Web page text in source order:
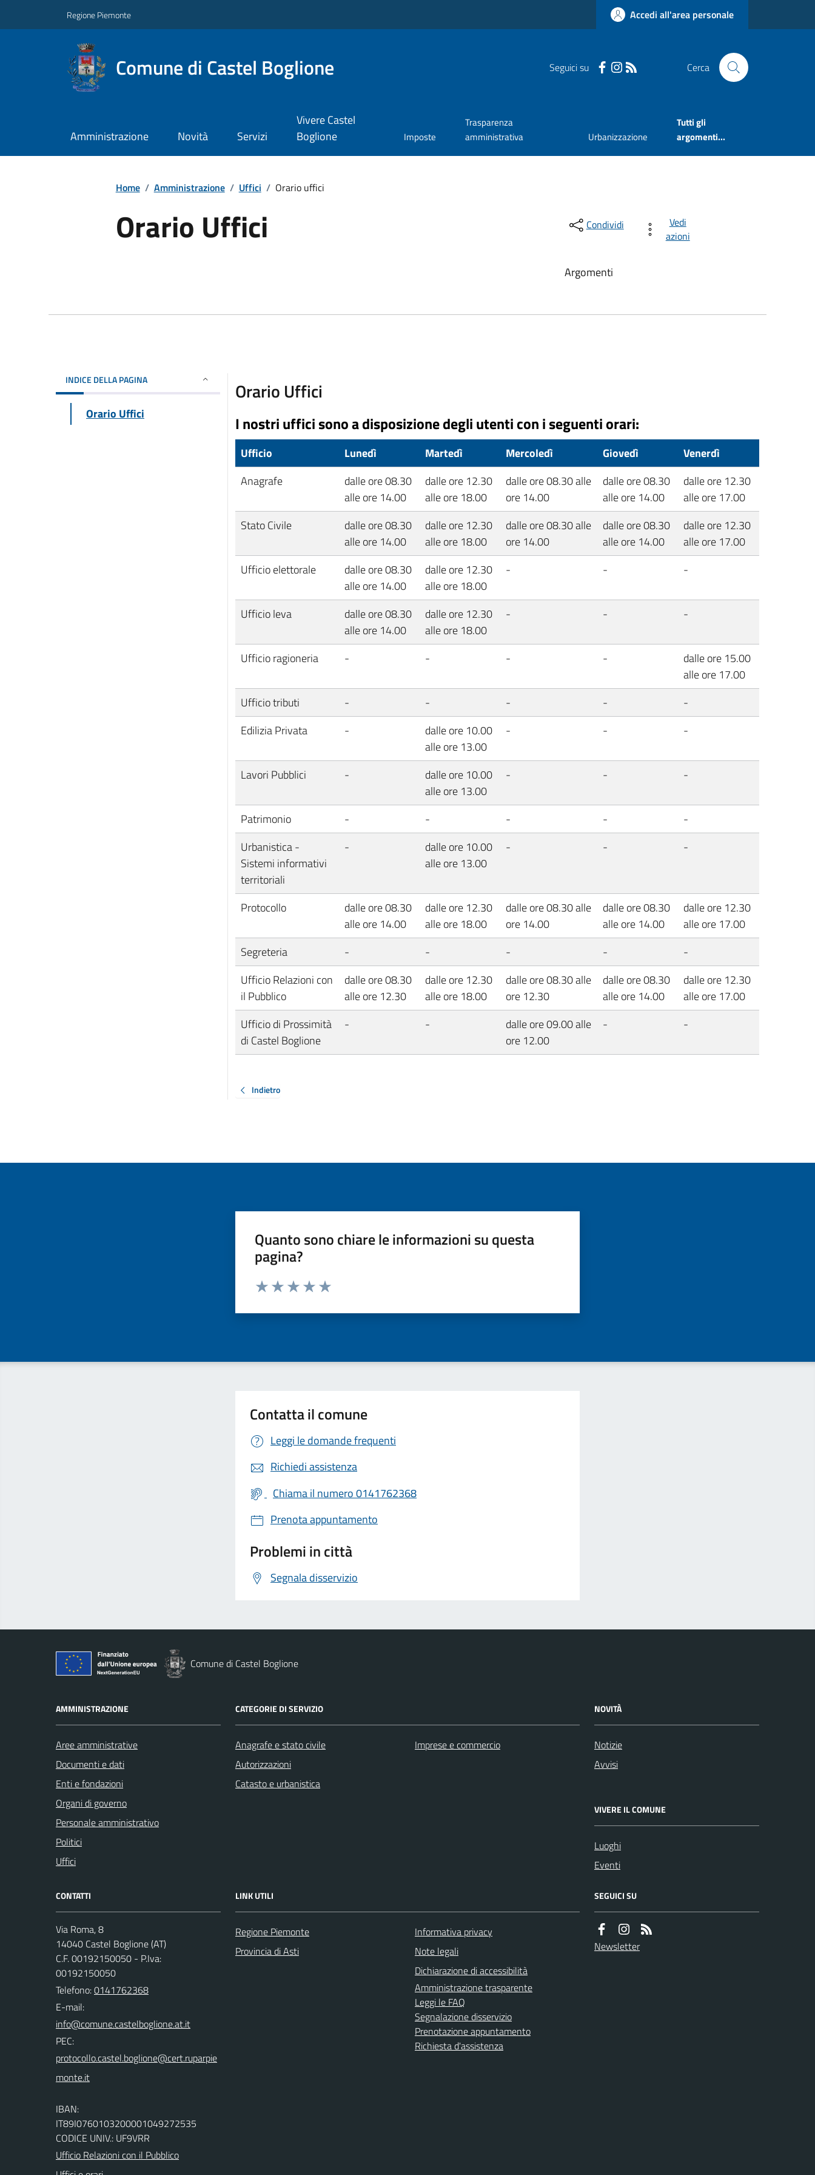
Regione Piemonte Accedi all'area personale
Comune di Castel Boglione Seguici su Cerca
Amministrazione Novità Servizi
Vivere Castel
Boglione
Imposte
Trasparenza
amministrativa
Urbanizzazione
Tutti gli
argomenti...
Home / Amministrazione / Uffici / Orario uffici
Orario Uffici Condividi
Vedi
azioni
Argomenti
INDICE DELLA PAGINA
Orario Uffici
Orario Uffici
I nostri uffici sono a disposizione degli utenti con i seguenti orari:
Ufficio Lunedì Martedì Mercoledì Giovedì
Venerdì
Anagrafe
dalle ore 08.30
alle ore 14.00
dalle ore 12.30
alle ore 18.00
dalle ore 08.30 alle
ore 14.00
dalle ore 08.30
alle ore 14.00
dalle ore 12.30
alle ore 17.00
Stato Civile
dalle ore 08.30
alle ore 14.00
dalle ore 12.30
alle ore 18.00
dalle ore 08.30 alle
ore 14.00
dalle ore 08.30
alle ore 14.00
dalle ore 12.30
alle ore 17.00
Ufficio elettorale
dalle ore 08.30
alle ore 14.00
dalle ore 12.30
alle ore 18.00
- - -
Ufficio leva
dalle ore 08.30
alle ore 14.00
dalle ore 12.30
alle ore 18.00
- - -
Ufficio ragioneria - - - -
dalle ore 15.00
alle ore 17.00
Ufficio tributi
- - - -
-
Edilizia Privata
-
dalle ore 10.00
alle ore 13.00
- - -
Lavori Pubblici -
dalle ore 10.00
alle ore 13.00
- - -
Patrimonio - - - -
-
Urbanistica -
Sistemi informativi
territoriali
-
dalle ore 10.00
alle ore 13.00
- - -
Protocollo
dalle ore 08.30
alle ore 14.00
dalle ore 12.30
alle ore 18.00
dalle ore 08.30 alle
ore 14.00
dalle ore 08.30
alle ore 14.00
dalle ore 12.30
alle ore 17.00
Segreteria
- - - -
-
Ufficio Relazioni con
il Pubblico
dalle ore 08.30
alle ore 12.30
dalle ore 12.30
alle ore 18.00
dalle ore 08.30 alle
ore 12.30
dalle ore 08.30
alle ore 14.00
dalle ore 12.30
alle ore 17.00
Ufficio di Prossimità
di Castel Boglione
- -
dalle ore 09.00 alle
ore 12.00
- -
Indietro
Quanto sono chiare le informazioni su questa
pagina?
Valuta da 1 a 5 stelle la pagina
Contatta il comune
Leggi le domande frequenti
Richiedi assistenza
Chiama il numero 0141762368
Prenota appuntamento
Problemi in città
Segnala disservizio
Comune di Castel Boglione
AMMINISTRAZIONE
Aree amministrative
Documenti e dati
Enti e fondazioni
Organi di governo
Personale amministrativo
Politici
Uffici
CATEGORIE DI SERVIZIO
Anagrafe e stato civile
Autorizzazioni
Catasto e urbanistica
Imprese e commercio
NOVITÀ
Notizie
Avvisi
VIVERE IL COMUNE
Luoghi
Eventi
CONTATTI
Via Roma, 8
14040 Castel Boglione (AT)
C.F. 00192150050 - P.Iva:
00192150050
Telefono:0141762368
E-mail:
PEC:
IBAN:
IT89I0760103200001049272535
CODICE UNIV.: UF9VRR
Ufficio Relazioni con il Pubblico
LINK UTILI
Regione Piemonte
Provincia di Asti
Informativa privacy
Note legali
Dichiarazione di accessibilità
Amministrazione trasparente
Leggi le FAQ
Segnalazione disservizio
Prenotazione appuntamento
Richiesta d'assistenza
SEGUICI SU
Newsletter